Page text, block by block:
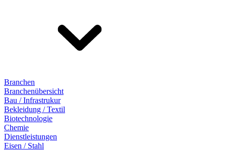
Branchen
Branchenübersicht
Bau / Infrastrukur
Bekleidung / Textil
Biotechnologie
Chemie
Dienstleistungen
Eisen / Stahl